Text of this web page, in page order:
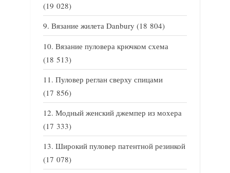
(19 028)
Вязание жилета Danbury (18 804)
Вязание пуловера крючком схема
(18 513)
Пуловер реглан сверху спицами
(17 856)
Модный женский джемпер из мохера
(17 333)
Широкий пуловер патентной резинкой
(17 078)